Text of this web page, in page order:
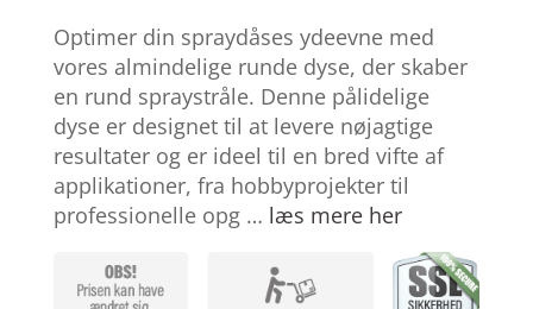
ud af 5
baseret
på
kundebedø
mmelser
Optimer din spraydåses ydeevne med
vores almindelige runde dyse, der skaber
en rund spraystråle. Denne pålidelige
dyse er designet til at levere nøjagtige
resultater og er ideel til en bred vifte af
applikationer, fra hobbyprojekter til
professionelle opg … læs mere her